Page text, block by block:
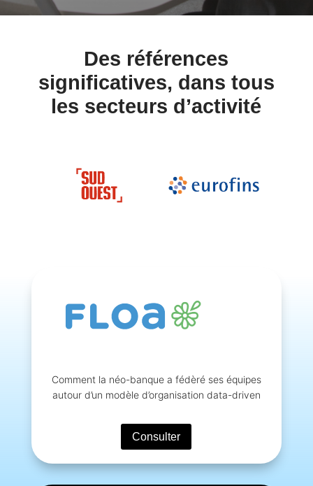
Des références
significatives, dans tous
les secteurs d’activité
Comment la néo-banque a fédèré ses équipes
autour d’un modèle d’organisation data-driven
Consulter